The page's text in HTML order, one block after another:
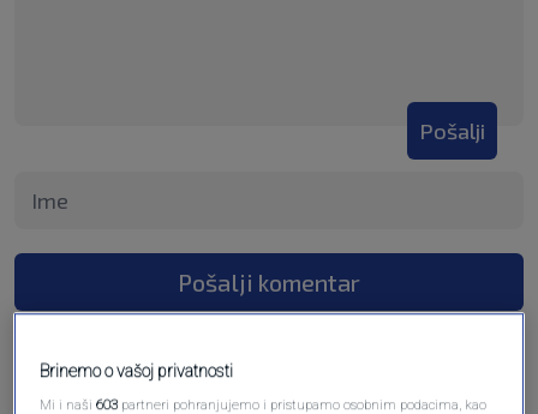
Pošalji
Pošalji komentar
Brinemo o vašoj privatnosti
Mi i naši603 partneri pohranjujemo i pristupamo osobnim podacima, kao